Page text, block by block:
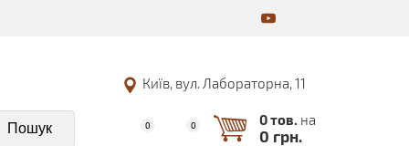
Київ, вул. Лабораторна, 11
Пошук 0 0 0 тов. на
0 грн.